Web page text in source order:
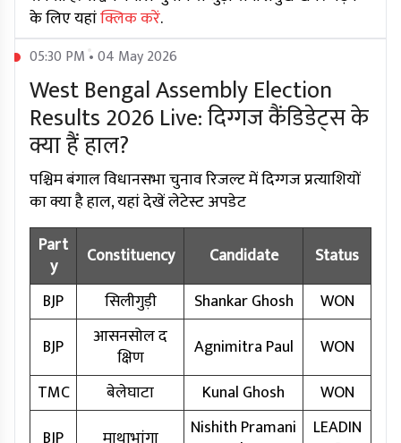
के लिए यहांक्लिक करें.
05:30 PM • 04 May 2026
West Bengal Assembly Election
Results 2026 Live: दिग्गज कैंडिडेट्स के
क्या हैं हाल?
पश्चिम बंगाल विधानसभा चुनाव रिजल्ट में दिग्गज प्रत्याशियों
का क्या है हाल, यहां देखें लेटेस्ट अपडेट
Part
y
Constituency Candidate
Status
BJP
सिलीगुड़ी Shankar Ghosh
WON
BJP
आसनसोल द
क्षिण
Agnimitra Paul
WON
TMC
बेलेघाटा Kunal Ghosh
WON
Nishith Pramani
LEADIN